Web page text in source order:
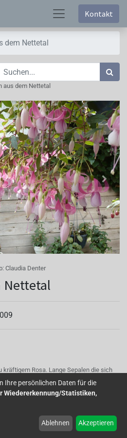
Kontakt
dem Nettetal
aus dem Nettetal
Claudia Denter
Nettetal
kräftigem Rosa. Lange Sepalen die sich
und leicht drehen
Aderung zur Basis hin
Ihre persönlichen Daten für die
Wiedererkennung/Statistiken,
Ablehnen Akzeptieren